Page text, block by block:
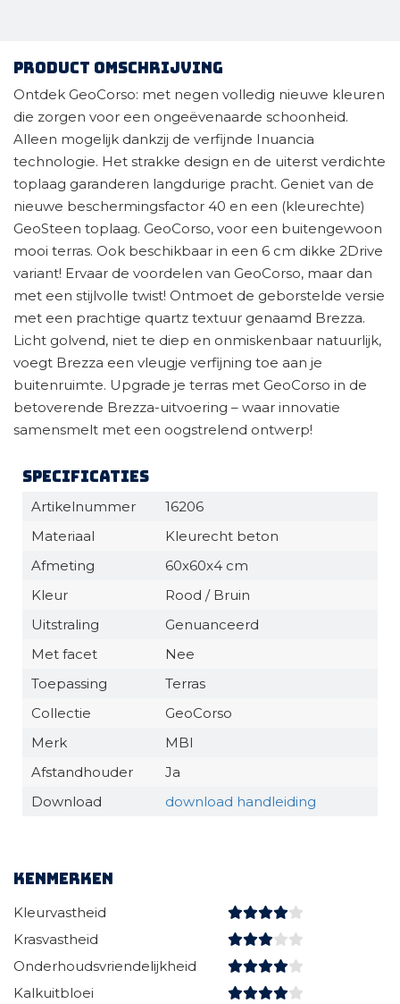
Product omschrijving
Ontdek GeoCorso: met negen volledig nieuwe kleuren
die zorgen voor een ongeëvenaarde schoonheid.
Alleen mogelijk dankzij de verfijnde Inuancia
technologie. Het strakke design en de uiterst verdichte
toplaag garanderen langdurige pracht. Geniet van de
nieuwe beschermingsfactor 40 en een (kleurechte)
GeoSteen toplaag. GeoCorso, voor een buitengewoon
mooi terras. Ook beschikbaar in een 6 cm dikke 2Drive
variant! Ervaar de voordelen van GeoCorso, maar dan
met een stijlvolle twist! Ontmoet de geborstelde versie
met een prachtige quartz textuur genaamd Brezza.
Licht golvend, niet te diep en onmiskenbaar natuurlijk,
voegt Brezza een vleugje verfijning toe aan je
buitenruimte. Upgrade je terras met GeoCorso in de
betoverende Brezza-uitvoering – waar innovatie
samensmelt met een oogstrelend ontwerp!
Specificaties
Artikelnummer
16206
Materiaal
Kleurecht beton
Afmeting
60x60x4 cm
Kleur
Rood / Bruin
Uitstraling
Genuanceerd
Met facet
Nee
Toepassing
Terras
Collectie
GeoCorso
Merk
MBI
Afstandhouder
Ja
Download
download handleiding
Kenmerken
Kleurvastheid
Krasvastheid
Onderhoudsvriendelijkheid
Kalkuitbloei